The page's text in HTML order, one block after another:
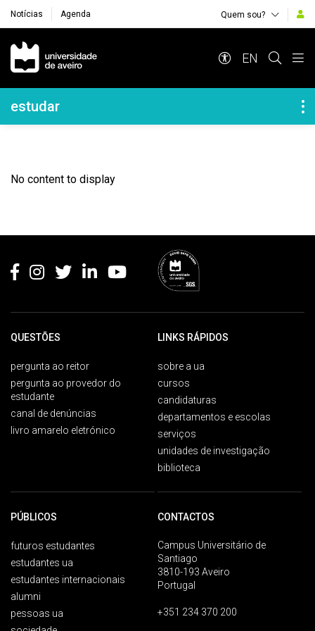
Notícias Agenda Quem sou?
Navegação Principal
EN
Navegação Lateral
estudar
No content to display
QUESTÕES
pergunta ao reitor
pergunta ao provedor do
estudante
canal de denúncias
livro amarelo eletrónico
LINKS RÁPIDOS
sobre a ua
cursos
candidaturas
departamentos e escolas
serviços
unidades de investigação
biblioteca
PÚBLICOS
futuros estudantes
estudantes ua
estudantes internacionais
alumni
pessoas ua
CONTACTOS
Campus Universitário de
Santiago
3810-193 Aveiro
Portugal
+351 234 370 200